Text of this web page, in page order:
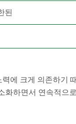
된
에 크게 의존하기
화하면서 연속적